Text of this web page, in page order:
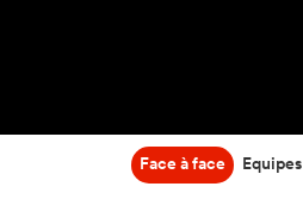
Face à face Equipes